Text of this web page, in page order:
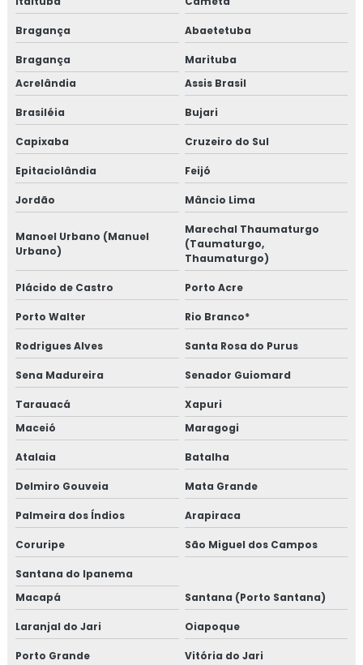
Bragança Abaetetuba
Bragança
Marituba
Acrelândia
Assis Brasil
Brasiléia Bujari
Capixaba Cruzeiro do Sul
Epitaciolândia Feijó
Jordão Mâncio Lima
Manoel Urbano (Manuel
Urbano)
Marechal Thaumaturgo
(Taumaturgo,
Thaumaturgo)
Plácido de Castro Porto Acre
Porto Walter Rio Branco*
Rodrigues Alves Santa Rosa do Purus
Sena Madureira Senador Guiomard
Tarauacá
Xapuri
Maceió
Maragogi
Atalaia Batalha
Delmiro Gouveia Mata Grande
Palmeira dos Índios Arapiraca
Coruripe São Miguel dos Campos
Santana do Ipanema
Macapá
Santana (Porto Santana)
Laranjal do Jari Oiapoque
Porto Grande Vitória do Jari